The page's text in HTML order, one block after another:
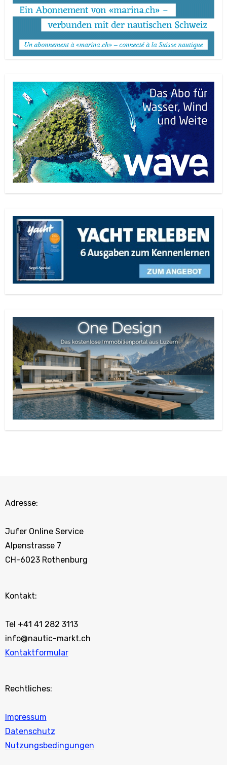
Adresse:
Jufer Online Service
Alpenstrasse 7
CH-6023 Rothenburg
Kontakt:
Tel +41 41 282 3113
info@nautic-markt.ch
Kontaktformular
Rechtliches:
Impressum
Datenschutz
Nutzungsbedingungen